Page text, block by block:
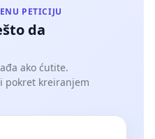
PETICIJU
da
ako ćutite.
pokret kreiranjem